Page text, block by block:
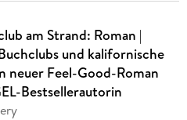
am Strand: Roman |
und kalifornische
neuer Feel-Good-Roman
Bestsellerautorin